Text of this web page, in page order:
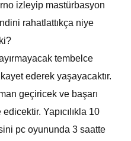
izleyip mastürbasyon
rahatlattıkça niye
tembelce
ederek yaşayacaktır.
geçiricek ve başarı
Yapıcılıkla 10
pc oyununda 3 saatte